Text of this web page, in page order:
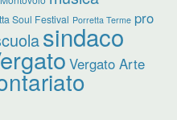
Soul Festival Porretta Terme pro
sindaco
Vergato Arte